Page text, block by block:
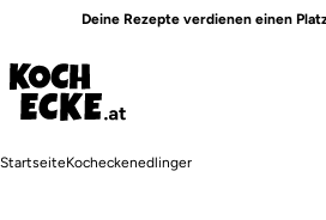
Inhalt
Deine Rezepte verdienen einen
Pfadnavigation
StartseiteKocheckenedlinger